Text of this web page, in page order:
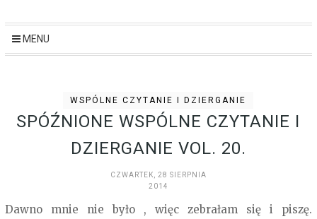
MENU
WSPÓLNE CZYTANIE I DZIERGANIE
SPÓŹNIONE WSPÓLNE CZYTANIE I
DZIERGANIE VOL. 20.
CZWARTEK, 28 SIERPNIA
2014
Dawno mnie nie było , więc zebrałam się i piszę.